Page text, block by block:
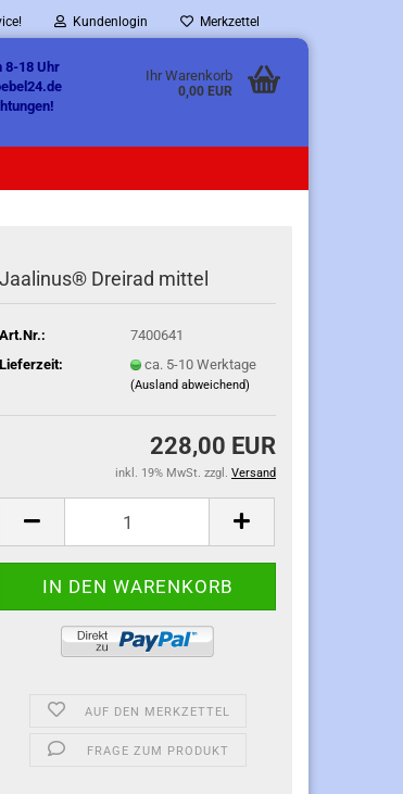
Kundenlogin Merkzettel
8-18 Uhr
Ihr Warenkorb
0,00 EUR
Jaalinus® Dreirad mittel
Art.Nr.:
7400641
Lieferzeit:
ca. 5-10 Werktage
(Ausland abweichend)
228,00 EUR
inkl. 19% MwSt. zzgl. Versand
AUF DEN MERKZETTEL
FRAGE ZUM PRODUKT